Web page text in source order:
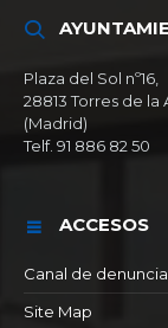
Plaza del Sol nº16,
28813 Torres de la
(Madrid)
Telf. 91 886 82 50
ACCESOS
Canal de
Site Map